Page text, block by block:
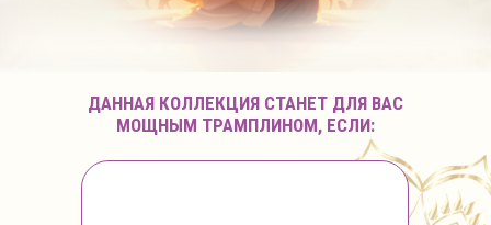
ДАННАЯ КОЛЛЕКЦИЯ СТАНЕТ ДЛЯ ВАС
МОЩНЫМ ТРАМПЛИНОМ, ЕСЛИ: